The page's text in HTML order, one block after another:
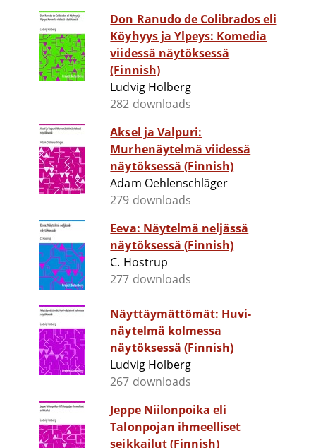
Don Ranudo de Colibrados eli
Köyhyys ja Ylpeys: Komedia
viidessä näytöksessä
(Finnish)
Ludvig Holberg
282 downloads
Aksel ja Valpuri:
Murhenäytelmä viidessä
näytöksessä (Finnish)
Adam Oehlenschläger
279 downloads
Eeva: Näytelmä neljässä
näytöksessä (Finnish)
C. Hostrup
277 downloads
Näyttäymättömät: Huvi-
näytelmä kolmessa
näytöksessä (Finnish)
Ludvig Holberg
267 downloads
Jeppe Niilonpoika eli
Talonpojan ihmeelliset
seikkailut (Finnish)